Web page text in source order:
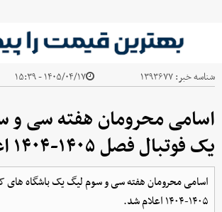
شناسه خبر:۱۳۹۳۶۷۷ ۱۴۰۵/۰۴/۱۷ - ۱۵:۳۹
اسامی محرومان هفته سی و
یک فوتبال فصل ۱۴۰۵-۱۴۰۴ اعلام شد
اسامی محرومان هفته سی و سوم لیگ یک باشگاه
۱۴۰۵-۱۴۰۴ اعلام شد.